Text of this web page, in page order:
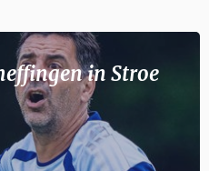
in Stroe